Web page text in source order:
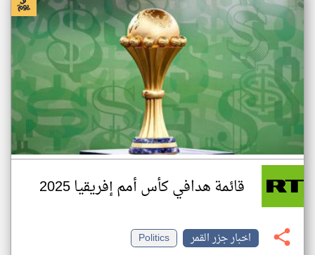
قائمة هدافي كأس أمم إفريقيا 2025
اخبار جزر القمر
Politics